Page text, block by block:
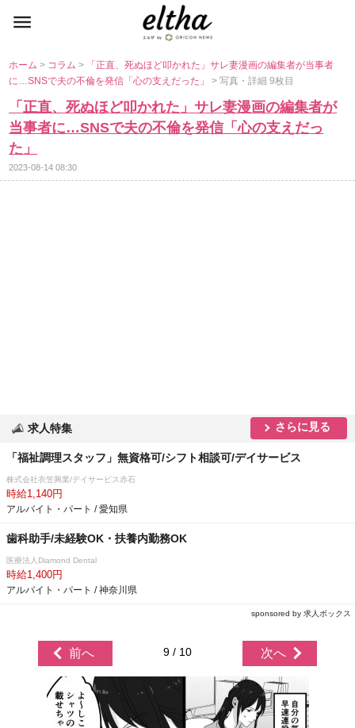
ホーム> コラム>
「正直、死ぬほど叩かれた」サレ妻漫画の編集者が当事者
に…SNSで夫の不倫を発信「心の支えだった」> 写真・詳細 9枚目
「正直、死ぬほど叩かれた」サレ妻漫画の編集者が
当事者に…SNSで夫の不倫を発信「心の支えだっ
た」
2023-08-14 08:30
求人特集 さらに見る
「福祉調理スタッフ」無資格可/シフト相談可/デイサービス
株式会社衣笠興業/デイサービス赤石
時給1,140円
アルバイト・パート / 愛知県
歯科助手/未経験OK・扶養内勤務OK
医療法人Diamond Dental
時給1,400円
アルバイト・パート / 神奈川県
sponsored by 求人ボックス
前へ 9 / 10 次へ